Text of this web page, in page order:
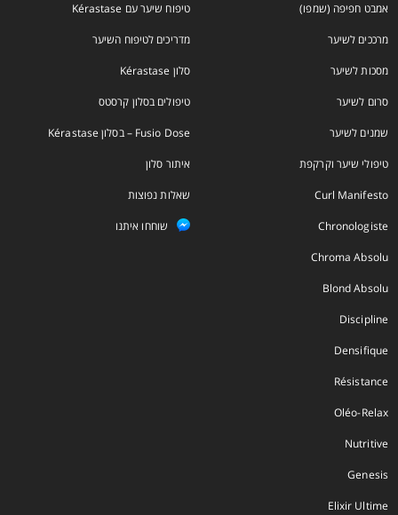
אמבט חפיפה (שמפו)
מרככים לשיער
מסכות לשיער
סרום לשיער
שמנים לשיער
טיפולי שיער וקרקפת
Curl Manifesto
Chronologiste
Chroma Absolu
Blond Absolu
Discipline
Densifique
Résistance
Oléo-Relax
Nutritive
Genesis
Elixir Ultime
טיפוח שיער עם Kérastase
מדריכים לטיפוח השיער
סלון Kérastase
טיפולים בסלון קרסטס
Fusio Dose – בסלון Kérastase
איתור סלון
שאלות נפוצות
שוחחו איתנו